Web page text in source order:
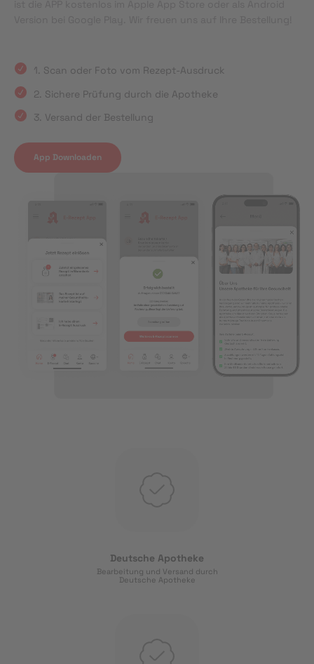
1. Scan oder Foto vom Rezept-Ausdruck
2. Sichere Prüfung durch die Apotheke
3. Versand der Bestellung
App Downloaden
Deutsche Apotheke
Bearbeitung und Versand durch
Deutsche Apotheke